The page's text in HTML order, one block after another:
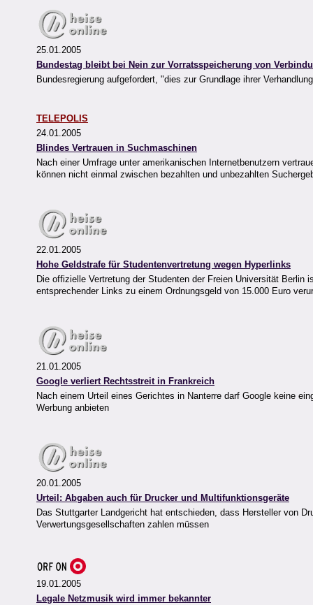
25.01.2005
Bundestag bleibt bei Nein zur Vorratsspeicherung von
Bundesregierung aufgefordert, "dies zur Grundlage ihrer
TELEPOLIS
24.01.2005
Blindes Vertrauen in Suchmaschinen
Nach einer Umfrage unter amerikanischen Internetbenutzern
können nicht einmal zwischen bezahlten und unbezahlten
22.01.2005
Hohe Geldstrafe für Studentenvertretung wegen Hyperlinks
Die offizielle Vertretung der Studenten der Freien Universität
entsprechender Links zu einem Ordnungsgeld von 15.000 Euro
21.01.2005
Google verliert Rechtsstreit in Frankreich
Nach einem Urteil eines Gerichtes in Nanterre darf Google keine
Werbung anbieten
20.01.2005
Urteil: Abgaben auch für Drucker und Multifunktionsgeräte
Das Stuttgarter Landgericht hat entschieden, dass Hersteller von
Verwertungsgesellschaften zahlen müssen
19.01.2005
Legale Netzmusik wird immer bekannter